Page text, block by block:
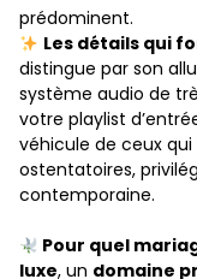
prédominent.
Les détails qui
distingue par son
système audio de
votre playlist
véhicule de ceux
ostentatoires,
contemporaine.
Pour quel
luxe, un domaine